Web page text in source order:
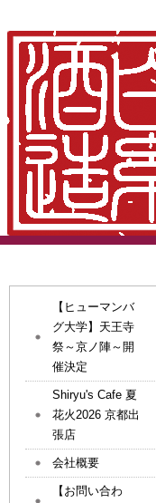
【ヒューマンバ
グ大学】天王寺
祭～京ノ陣～開
催決定
Shiryu's Cafe 夏
花火2026 京都出
張店
会社概要
【お問い合わ